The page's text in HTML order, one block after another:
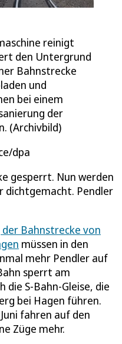
reinigt
den Untergrund
Bahnstrecke
und
bei einem
der
(Archivbild)
dpa
gesperrt. Nun werden
dichtgemacht. Pendler
Bahnstrecke von
müssen in den
mehr Pendler auf
sperrt am
die S-Bahn-Gleise, die
bei Hagen führen.
fahren auf den
Züge mehr.